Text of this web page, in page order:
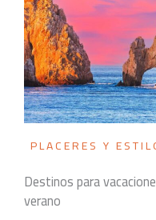
PLACERES Y
Destinos para
verano